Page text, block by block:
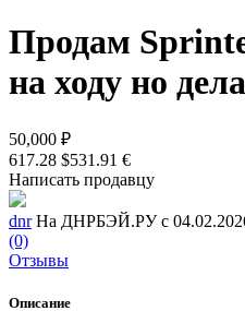
Продам
на ходу но
50,000 ₽
617.28 $531.91 €
Написать продавцу
dnr На ДНРБЭЙ.РУ с
(0)
Отзывы
Описание